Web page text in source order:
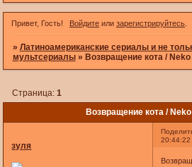
Привет, Гость! Войдитеили зарегистрируйтесь.
» Латиноамериканские сериалы и не
мультсериалы » Возвращение кота /
Возвращение кота /
Страница: 1
20:44:22
зуля